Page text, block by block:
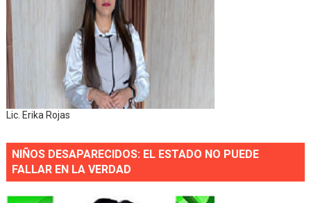
Lic. Erika Rojas
NIÑOS DESAPARECIDOS: EL ESTADO NO PUEDE
FALLAR EN LA VERDAD